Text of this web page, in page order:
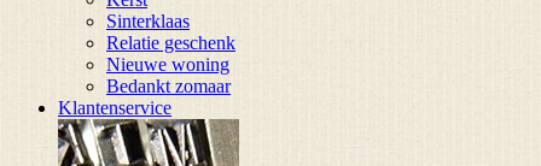
Sinterklaas
Relatie geschenk
Nieuwe woning
Bedankt zomaar
Klantenservice